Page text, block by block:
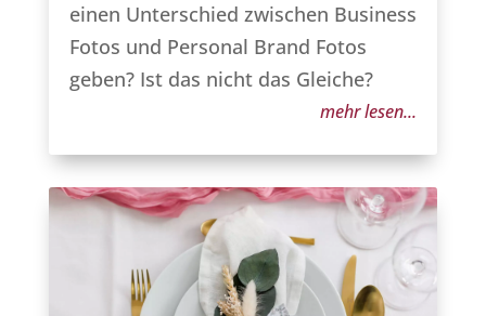
einen Unterschied zwischen Business
Fotos und Personal Brand Fotos
geben? Ist das nicht das Gleiche?
mehr lesen...